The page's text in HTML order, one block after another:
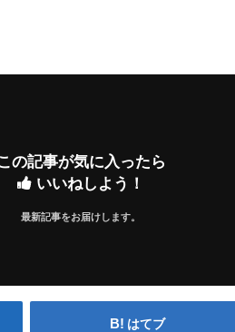
の記事が気に入ったら
いいねしよう！
最新記事をお届けします。
はてブ